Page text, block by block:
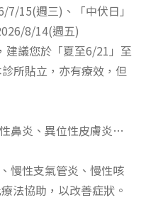
15(週三)、「中伏日」
8/14(週五)
建議您於「夏至6/21」至
所貼立，亦有療效，但
鼻炎、異位性皮膚炎…
慢性支氣管炎、慢性咳
法協助，以改善症狀。